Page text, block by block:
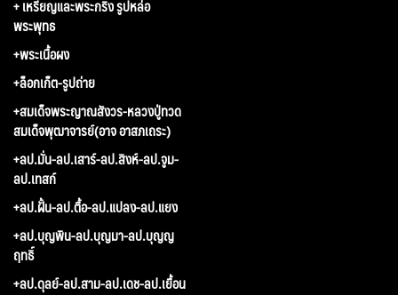
+ เหรียญและพระกริ่ง รูปหล่อ
พระพุทธ
+พระเนื้อผง
+ล็อกเก็ต-รูปถ่าย
+สมเด็จพระญาณสังวร-หลวงปู่ทวด
สมเด็จพุฒาจารย์(อาจ อาสภเถระ)
+ลป.มั่น-ลป.เสาร์-ลป.สิงห์-ลป.จูม-
ลป.เทสก์
+ลป.ฝั้น-ลป.ตื้อ-ลป.แปลง-ลป.แยง
+ลป.บุญพิน-ลป.บุญมา-ลป.บุญญ
ฤทธิ์
+ลป.ดุลย์-ลป.สาม-ลป.เดช-ลป.เยื้อน